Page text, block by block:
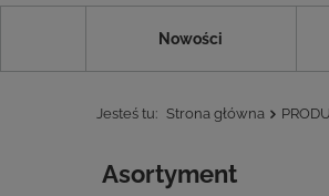
Nowości
Jesteś tu: Strona główna
Asortyment